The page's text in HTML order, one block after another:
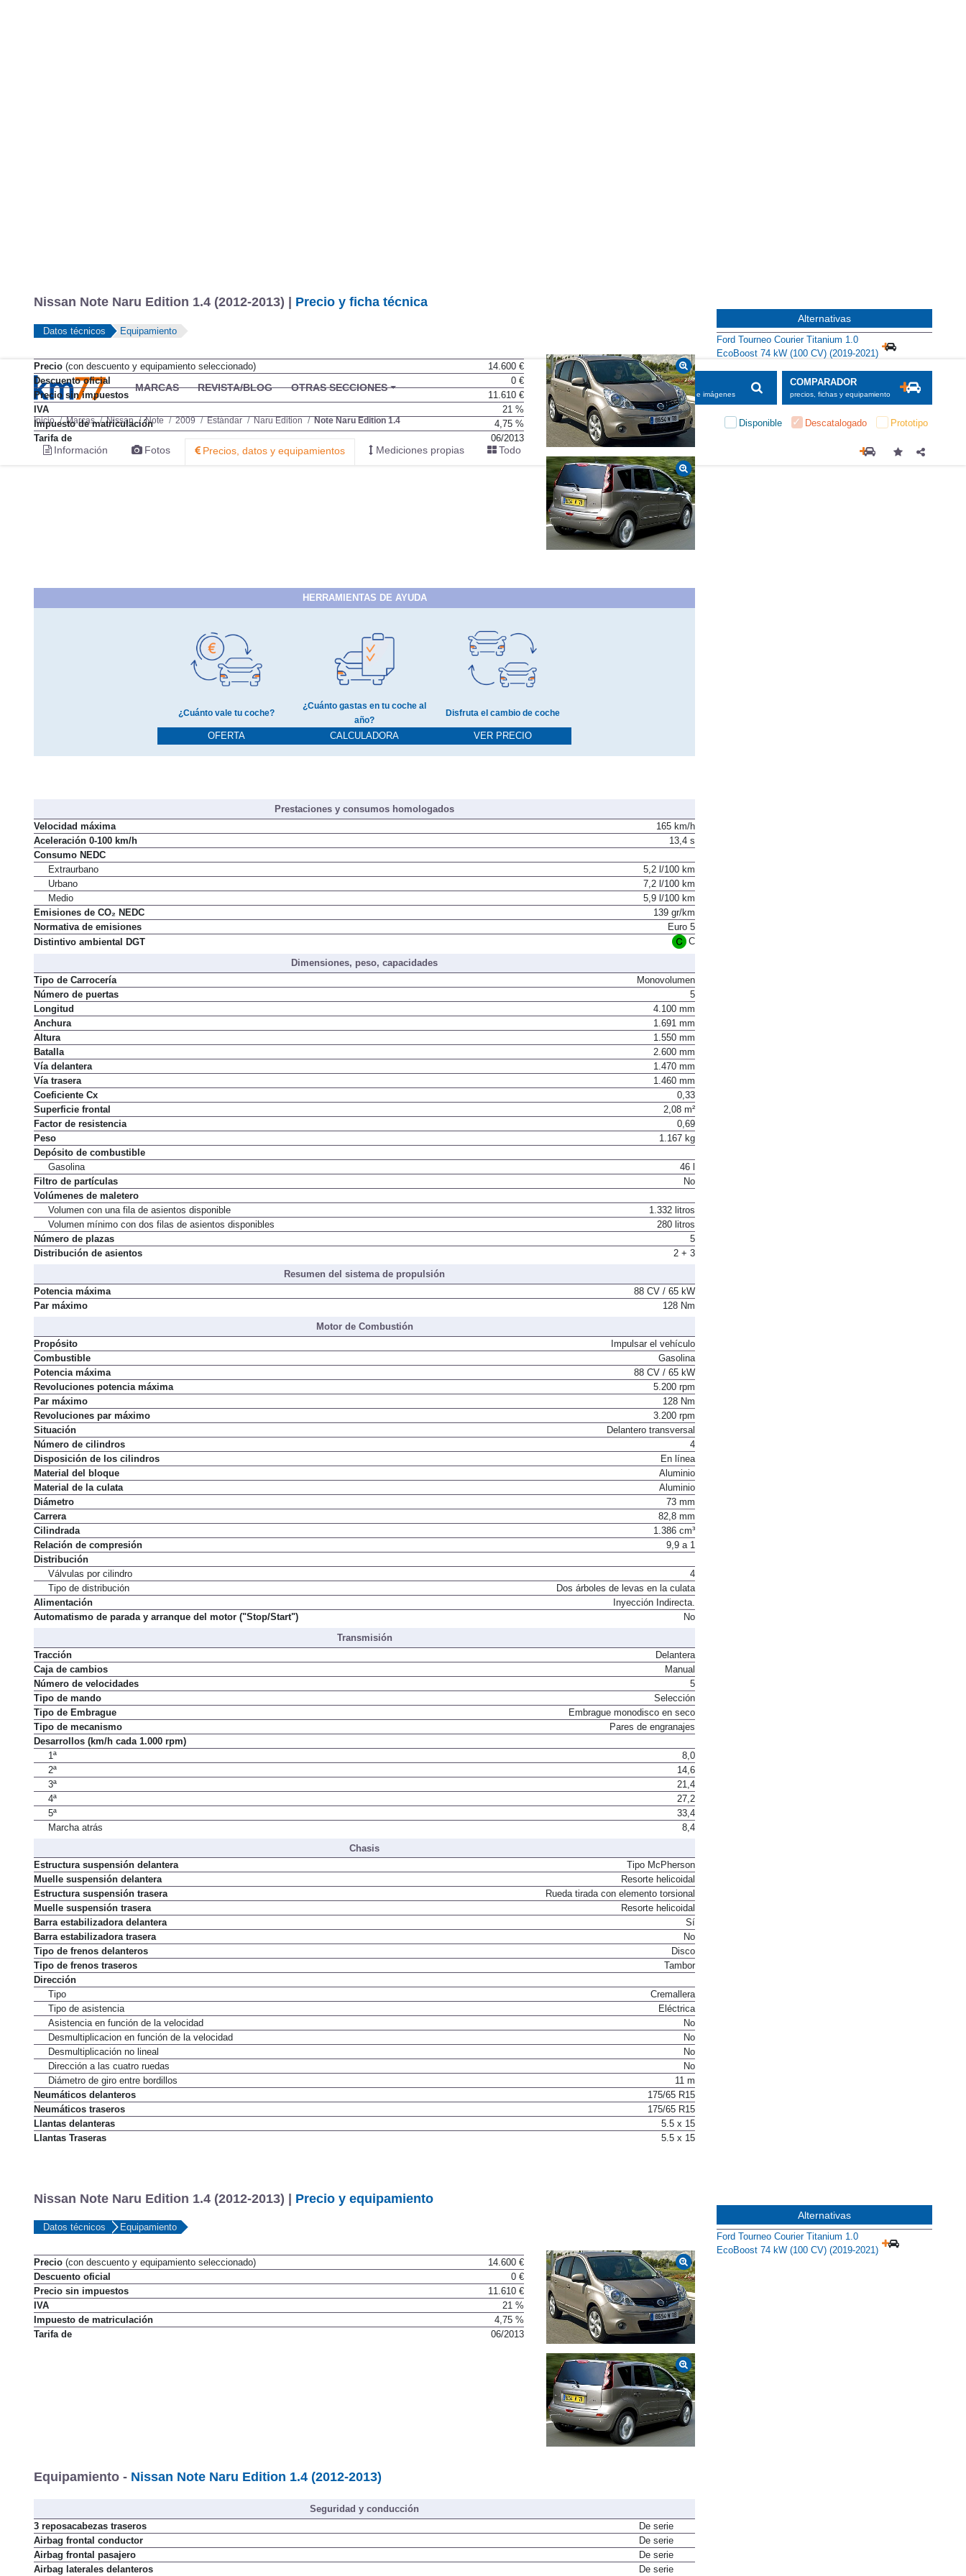
MARCAS REVISTA/BLOG OTRAS SECCIONES BUSCADOR
informaciones, fichas e imágenes
COMPARADOR
precios, fichas y equipamiento
Inicio Marcas Nissan Note 2009 Estándar Naru Edition Note Naru Edition 1.4
Nissan Note Naru Edition 1.4 (2012-2013) | Precio y ficha técnica
Precio(con descuento y equipamiento seleccionado)
14.600 €
Descuento oficial
0 €
Precio sin impuestos
11.610 €
IVA
21 %
Impuesto de matriculación
4,75 %
Tarifa de
06/2013
HERRAMIENTAS DE AYUDA
OFERTA
¿Cuánto gastas en tu coche al
año?
CALCULADORA VER PRECIO
Prestaciones y consumos homologados
Velocidad máxima
165 km/h
Aceleración 0-100 km/h
Consumo NEDC
Extraurbano
5,2 l/100 km
Urbano
7,2 l/100 km
Medio
5,9 l/100 km
Emisiones de CO₂ NEDC
139 gr/km
Normativa de emisiones
Euro 5
Dimensiones, peso, capacidades
Tipo de Carrocería
Monovolumen
Número de puertas
5
Longitud
4.100 mm
Anchura
1.691 mm
Altura
1.550 mm
Batalla
2.600 mm
Vía delantera
1.470 mm
Vía trasera
1.460 mm
Coeficiente Cx
0,33
Superficie frontal
2,08 m²
Factor de resistencia
0,69
Peso
Depósito de combustible
Gasolina
46 l
Filtro de partículas
Volúmenes de maletero
Volumen con una fila de asientos disponible
1.332 litros
Volumen mínimo con dos filas de asientos disponibles
280 litros
Número de plazas
5
Resumen del sistema de propulsión
Potencia máxima
88 CV / 65 kW
Motor de Combustión
Propósito
Impulsar el vehículo
Combustible
Gasolina
Potencia máxima
88 CV / 65 kW
Revoluciones potencia máxima
5.200 rpm
Par máximo
128 Nm
Revoluciones par máximo
3.200 rpm
Situación
Delantero transversal
Número de cilindros
4
Disposición de los cilindros
En línea
Material del bloque
Aluminio
Material de la culata
Aluminio
Diámetro
73 mm
Carrera
82,8 mm
Cilindrada
1.386 cm³
Relación de compresión
Distribución
Válvulas por cilindro
4
Tipo de distribución
Dos árboles de levas en la culata
Alimentación
Inyección Indirecta.
Transmisión
Tracción
Delantera
Caja de cambios
Manual
Número de velocidades
5
Tipo de mando
Selección
Tipo de Embrague
Embrague monodisco en seco
Tipo de mecanismo
Desarrollos (km/h cada 1.000 rpm)
1ª
8,0
2ª
14,6
3ª
21,4
4ª
27,2
5ª
33,4
Chasis
Estructura suspensión delantera
Tipo McPherson
Muelle suspensión delantera
Resorte helicoidal
Estructura suspensión trasera
Rueda tirada con elemento torsional
Muelle suspensión trasera
Resorte helicoidal
Barra estabilizadora delantera
Sí
Barra estabilizadora trasera
No
Tipo de frenos delanteros
Disco
Tipo de frenos traseros
Dirección
Tipo
Cremallera
Tipo de asistencia
Eléctrica
Asistencia en función de la velocidad
No
Desmultiplicacion en función de la velocidad
No
Desmultiplicación no lineal
No
Dirección a las cuatro ruedas
No
Diámetro de giro entre bordillos
11 m
Neumáticos delanteros
175/65 R15
Neumáticos traseros
175/65 R15
Llantas delanteras
5.5 x 15
Alternativas
Ford Tourneo Courier Titanium 1.0
Nissan Note Naru Edition 1.4 (2012-2013) | Precio y equipamiento
Precio(con descuento y equipamiento seleccionado)
14.600 €
Descuento oficial
0 €
Precio sin impuestos
11.610 €
IVA
21 %
Impuesto de matriculación
4,75 %
Equipamiento - Nissan Note Naru Edition 1.4 (2012-2013)
Seguridad y conducción
3 reposacabezas traseros
De serie
Airbag frontal conductor
De serie
Airbag frontal pasajero
De serie
Alternativas
Ford Tourneo Courier Titanium 1.0